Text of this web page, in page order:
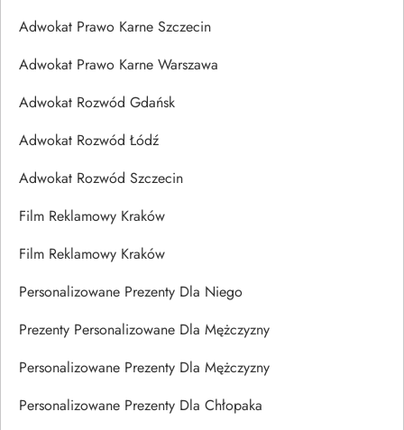
Adwokat Prawo Karne Szczecin
Adwokat Prawo Karne Warszawa
Adwokat Rozwód Gdańsk
Adwokat Rozwód Łódź
Adwokat Rozwód Szczecin
Film Reklamowy Kraków
Film Reklamowy Kraków
Personalizowane Prezenty Dla Niego
Prezenty Personalizowane Dla Mężczyzny
Personalizowane Prezenty Dla Mężczyzny
Personalizowane Prezenty Dla Chłopaka